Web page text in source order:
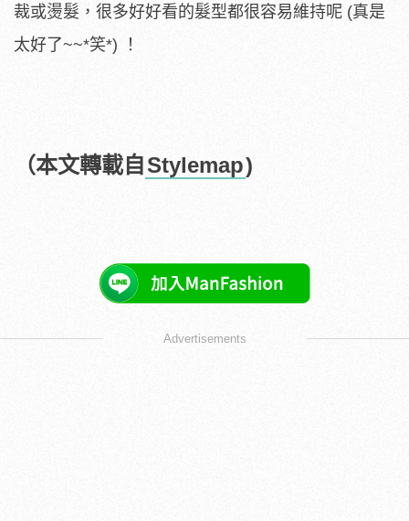
裁或燙髮，很多好好看的髮型都很容易維持呢 (真是
太好了~~*笑*) ！
（本文轉載自 Stylemap)
Advertisements